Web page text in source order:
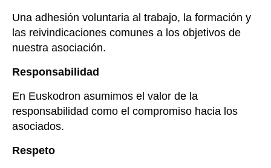
Una adhesión voluntaria al trabajo, la formación y
las reivindicaciones comunes a los objetivos de
nuestra asociación.
Responsabilidad
En Euskodron asumimos el valor de la
responsabilidad como el compromiso hacia los
asociados.
Respeto